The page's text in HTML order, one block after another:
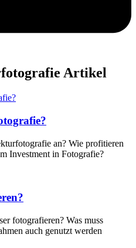
Artikel
an? Wie profitieren
Investment in Fotografie?
fotografieren? Was muss
auch genutzt werden